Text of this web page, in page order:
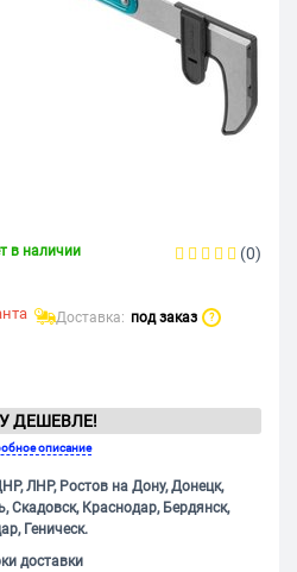
в наличии (0)
Доставка: под заказ ?
ДЕШЕВЛЕ!
описание
ЛНР, Ростов на Дону, Донецк,
Скадовск, Краснодар, Бердянск,
Геническ.
доставки